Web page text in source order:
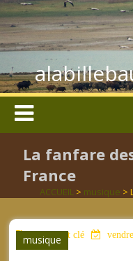
La fanfare
France
ACCUEIL> musique >
musique
aucun mot clé